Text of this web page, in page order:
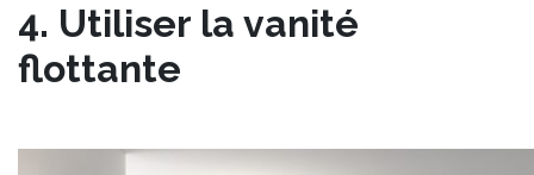
4. Utiliser la vanité
flottante